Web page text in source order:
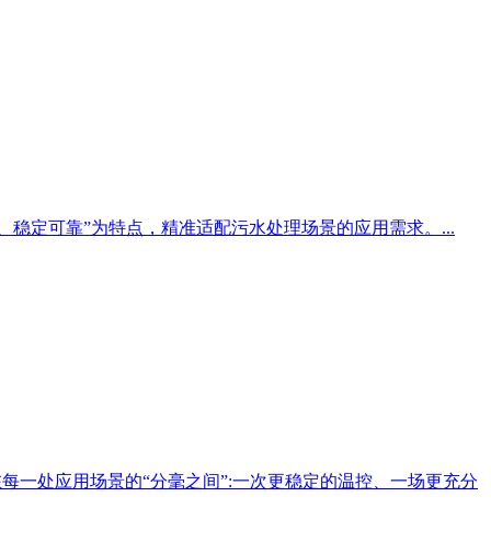
稳定可靠”为特点，精准适配污水处理场景的应用需求。...
一处应用场景的“分毫之间”:一次更稳定的温控、一场更充分